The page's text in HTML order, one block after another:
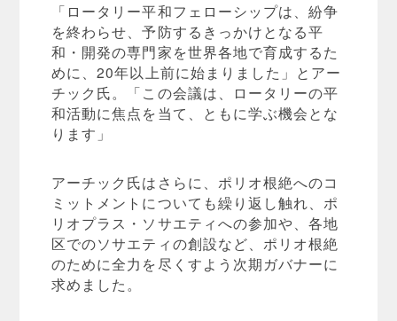
「ロータリー平和フェローシップは、紛争
を終わらせ、予防するきっかけとなる平
和・開発の専門家を世界各地で育成するた
めに、20年以上前に始まりました」とアー
チック氏。「この会議は、ロータリーの平
和活動に焦点を当て、ともに学ぶ機会とな
ります」
アーチック氏はさらに、ポリオ根絶へのコ
ミットメントについても繰り返し触れ、ポ
リオプラス・ソサエティへの参加や、各地
区でのソサエティの創設など、ポリオ根絶
のために全力を尽くすよう次期ガバナーに
求めました。